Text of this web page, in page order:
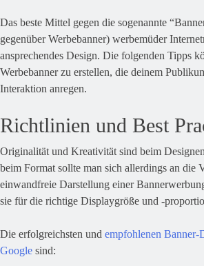
Das beste Mittel gegen die sogenannte
gegenüber Werbebanner) werbemüder
ansprechendes Design. Die folgenden Tipps
Werbebanner zu erstellen, die deinem
Interaktion anregen.
Richtlinien und Best
Originalität und Kreativität sind beim
beim Format sollte man sich allerdings an die
einwandfreie Darstellung einer
sie für die richtige Displaygröße und -
Die erfolgreichsten und empfohlenen Banner-
Google sind: